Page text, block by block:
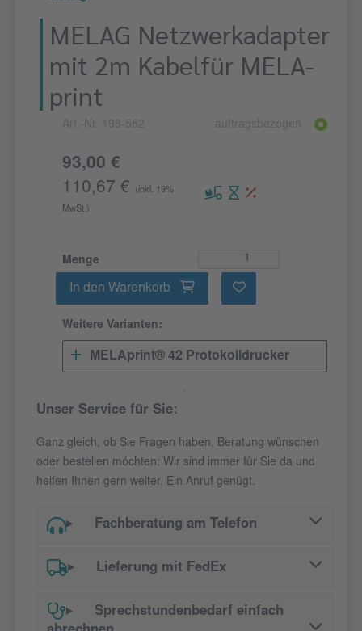
MELAG Netzwerkadapter
mit 2m Kabelfür MELA-
print
Art.-Nr. 198-562 auftragsbezogen
93,00 €
110,67 €
(inkl. 19%
MwSt.)
Menge
In den Warenkorb
Weitere Varianten:
MELAprint® 42 Protokolldrucker
Unser Service für Sie:
Ganz gleich, ob Sie Fragen haben, Beratung wünschen
oder bestellen möchten: Wir sind immer für Sie da und
helfen Ihnen gern weiter. Ein Anruf genügt.
Fachberatung am Telefon
Lieferung mit FedEx
Sprechstundenbedarf einfach